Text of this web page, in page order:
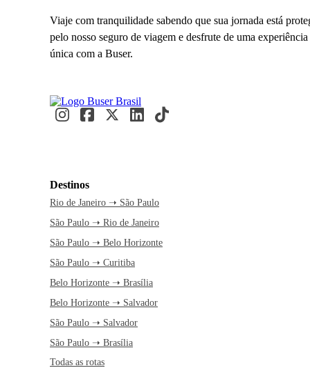
Viaje com tranquilidade sabendo que sua jornada está
pelo nosso seguro de viagem e desfrute de uma experiência
única com a Buser.
Destinos
Rio de Janeiro ➝ São Paulo
São Paulo ➝ Rio de Janeiro
São Paulo ➝ Belo Horizonte
São Paulo ➝ Curitiba
Belo Horizonte ➝ Brasília
Belo Horizonte ➝ Salvador
São Paulo ➝ Salvador
São Paulo ➝ Brasília
Todas as rotas